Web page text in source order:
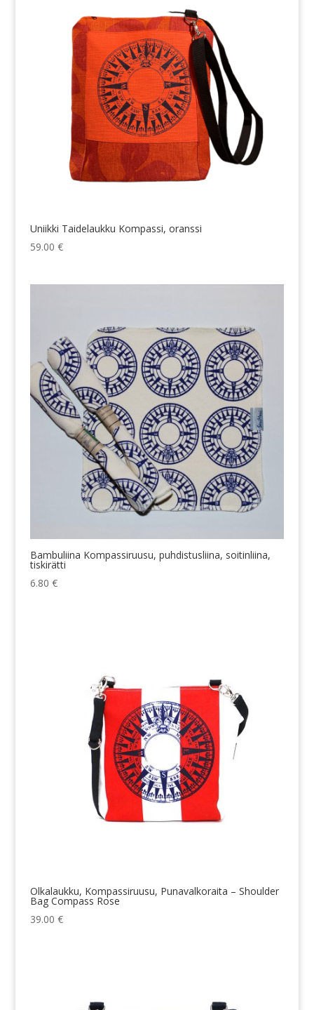
Uniikki Taidelaukku Kompassi, oranssi
59.00 €
Bambuliina Kompassiruusu, puhdistusliina, soitinliina,
tiskirätti
6.80 €
Olkalaukku, Kompassiruusu, Punavalkoraita – Shoulder
Bag Compass Rose
39.00 €